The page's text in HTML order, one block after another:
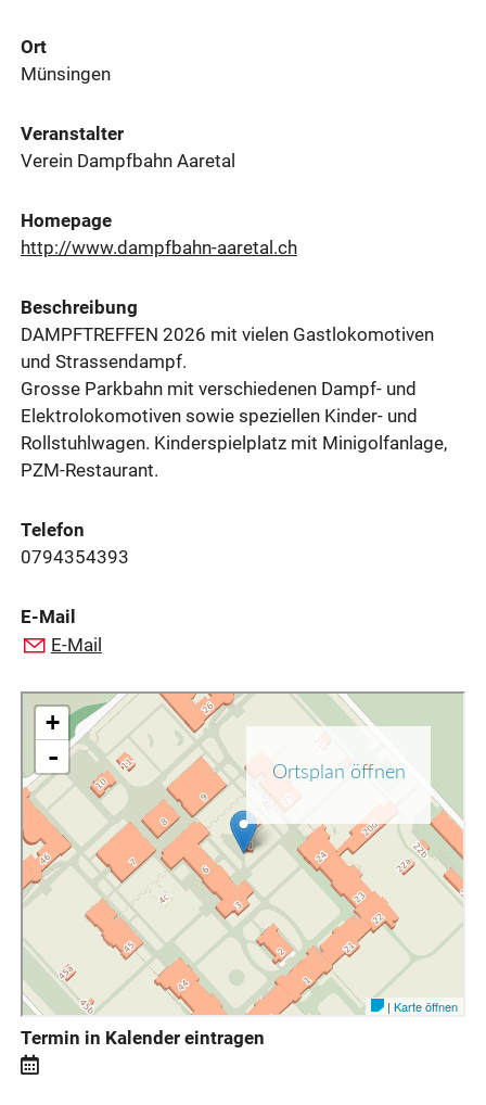
Ort
Münsingen
Veranstalter
Verein Dampfbahn Aaretal
Homepage
http://www.dampfbahn-aaretal.ch
Beschreibung
DAMPFTREFFEN 2026 mit vielen Gastlokomotiven
und Strassendampf.
Grosse Parkbahn mit verschiedenen Dampf- und
Elektrolokomotiven sowie speziellen Kinder- und
Rollstuhlwagen. Kinderspielplatz mit Minigolfanlage,
PZM-Restaurant.
Telefon
0794354393
E-Mail
E-Mail
Termin in Kalender eintragen